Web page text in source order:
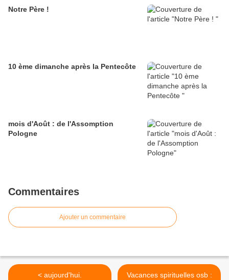
Notre Père !
10 ème dimanche après la Pentecôte
mois d'Août : de l'Assomption
Pologne
Commentaires
Ajouter un commentaire
< aujourd'hui.
Vacances spirituelles osb :